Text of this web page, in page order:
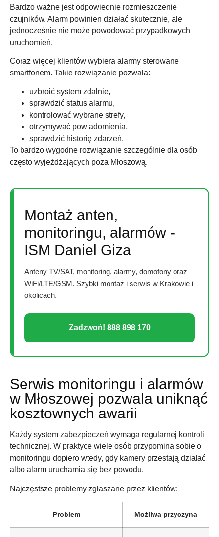
Bardzo ważne jest odpowiednie rozmieszczenie
czujników. Alarm powinien działać skutecznie, ale
jednocześnie nie może powodować przypadkowych
uruchomień.
Coraz więcej klientów wybiera alarmy sterowane
smartfonem. Takie rozwiązanie pozwala:
uzbroić system zdalnie,
sprawdzić status alarmu,
kontrolować wybrane strefy,
otrzymywać powiadomienia,
sprawdzić historię zdarzeń.
To bardzo wygodne rozwiązanie szczególnie dla osób
często wyjeżdżających poza Młoszową.
Montaż anten,
monitoringu, alarmów -
ISM Daniel Giza
Anteny TV/SAT, monitoring, alarmy, domofony oraz
WiFi/LTE/GSM. Szybki montaż i serwis w Krakowie i
okolicach.
Zadzwoń! 888 898 170
Serwis monitoringu i alarmów
w Młoszowej pozwala uniknąć
kosztownych awarii
Każdy system zabezpieczeń wymaga regularnej kontroli
technicznej. W praktyce wiele osób przypomina sobie o
monitoringu dopiero wtedy, gdy kamery przestają działać
albo alarm uruchamia się bez powodu.
Najczęstsze problemy zgłaszane przez klientów:
Problem Możliwa przyczyna